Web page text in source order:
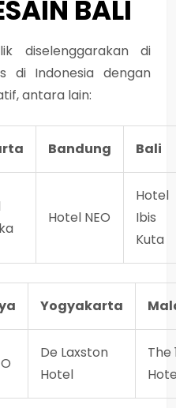
BALI
diselenggarakan di
di Indonesia dengan
antara lain:
Bandung Bali
Hotel NEO
Hotel
Ibis
Kuta
Yogyakarta
De Laxston
Hotel
The